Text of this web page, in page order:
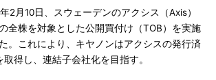
2月10日、スウェーデンのアクシス（Axis）
全株を対象とした公開買付け（TOB）を実施
。これにより、キヤノンはアクシスの発行済
得し、連結子会社化を目指す。